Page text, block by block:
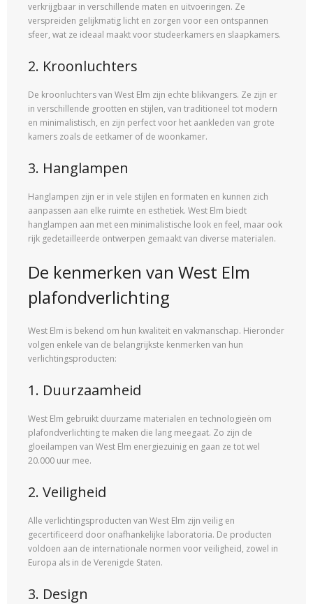
verkrijgbaar in verschillende maten en uitvoeringen. Ze
verspreiden gelijkmatig licht en zorgen voor een ontspannen
sfeer, wat ze ideaal maakt voor studeerkamers en slaapkamers.
2. Kroonluchters
De kroonluchters van West Elm zijn echte blikvangers. Ze zijn er
in verschillende grootten en stijlen, van traditioneel tot modern
en minimalistisch, en zijn perfect voor het aankleden van grote
kamers zoals de eetkamer of de woonkamer.
3. Hanglampen
Hanglampen zijn er in vele stijlen en formaten en kunnen zich
aanpassen aan elke ruimte en esthetiek. West Elm biedt
hanglampen aan met een minimalistische look en feel, maar ook
rijk gedetailleerde ontwerpen gemaakt van diverse materialen.
De kenmerken van West Elm
plafondverlichting
West Elm is bekend om hun kwaliteit en vakmanschap. Hieronder
volgen enkele van de belangrijkste kenmerken van hun
verlichtingsproducten:
1. Duurzaamheid
West Elm gebruikt duurzame materialen en technologieën om
plafondverlichting te maken die lang meegaat. Zo zijn de
gloeilampen van West Elm energiezuinig en gaan ze tot wel
20.000 uur mee.
2. Veiligheid
Alle verlichtingsproducten van West Elm zijn veilig en
gecertificeerd door onafhankelijke laboratoria. De producten
voldoen aan de internationale normen voor veiligheid, zowel in
Europa als in de Verenigde Staten.
3. Design